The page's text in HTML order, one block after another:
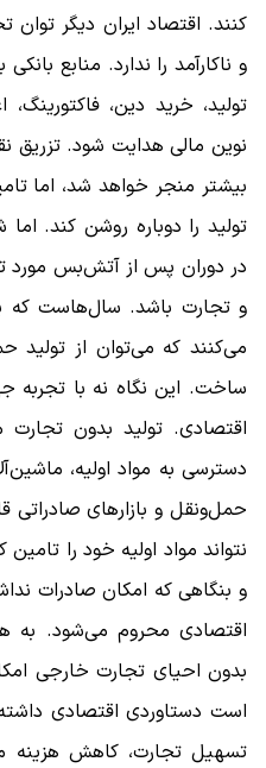
کنند. اقتصاد ایران دیگر
و ناکارآمد را ندارد. منابع
تولید، خرید دین، فاکتورینگ،
نوین مالی هدایت شود. تزریق
بیشتر منجر خواهد شد، اما
تولید را دوباره روشن کند.
در دوران پس از آتش‌بس مورد
و تجارت باشد. سال‌هاست که
می‌کنند که می‌توان از تولید
ساخت. این نگاه نه با تجربه
اقتصادی. تولید بدون
دسترسی به مواد اولیه،
حمل‌ونقل و بازارهای صادراتی
نتواند مواد اولیه خود را
و بنگاهی که امکان صادرات
اقتصادی محروم می‌شود. به
بدون احیای تجارت خارجی
است دستاوردی اقتصادی
تسهیل تجارت، کاهش هزینه